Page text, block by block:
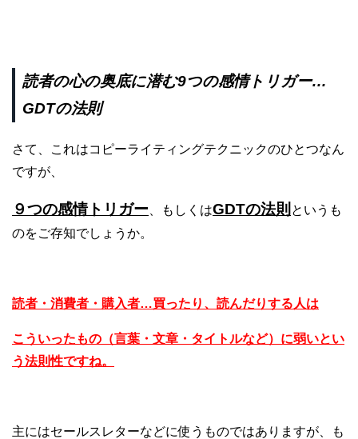
読者の心の奥底に潜む9つの感情トリガー…
GDTの法則
さて、これはコピーライティングテクニックのひとつなん
ですが、
９つの感情トリガー 、もしくはGDTの法則 というも
のをご存知でしょうか。
読者・消費者・購入者…買ったり、読んだりする人は
こういったもの（言葉・文章・タイトルなど）に弱いとい
う法則性ですね。
主にはセールスレターなどに使うものではありますが、も